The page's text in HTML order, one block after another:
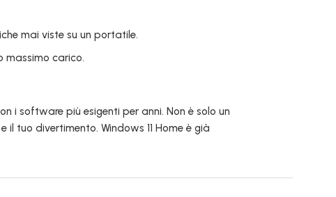
mai viste su un portatile.
massimo carico.
i software più esigenti per anni. Non è solo un
tuo divertimento. Windows 11 Home è già